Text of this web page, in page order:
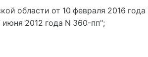
области от 10 февраля 2016
2012 года N 360-пп";